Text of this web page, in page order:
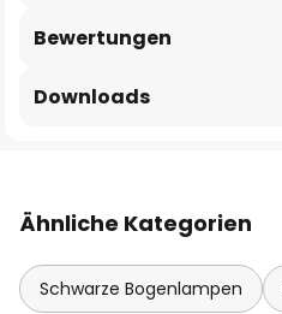
Bewertungen
Downloads
Ähnliche Kategorien
Schwarze Bogenlampen